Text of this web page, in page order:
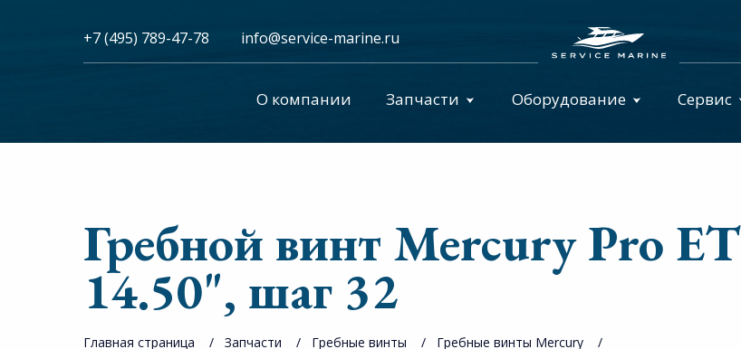
+7 (495) 789-47-78 info@service-marine.ru​​
О компании Запчасти Оборудование Сервис
Гребной винт Mercury Pro ET
14.50", шаг 32
Главная страница Запчасти Гребные винты
Гребные винты Mercury